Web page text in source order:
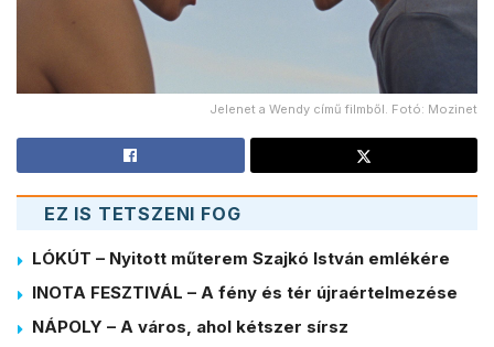
Jelenet a Wendy című filmből. Fotó: Mozinet
EZ IS TETSZENI FOG
LÓKÚT – Nyitott műterem Szajkó István emlékére
INOTA FESZTIVÁL – A fény és tér újraértelmezése
NÁPOLY – A város, ahol kétszer sírsz